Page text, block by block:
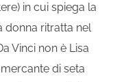
in cui spiega la
donna ritratta nel
Vinci non è Lisa
di seta